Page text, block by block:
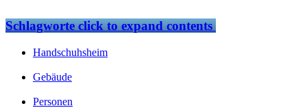
Schlagworteclick to expand contents
Handschuhsheim
Gebäude
Personen